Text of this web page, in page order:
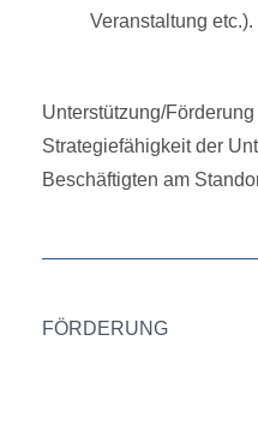
Veranstaltung etc.).
Unterstützung/
Strategiefähigkeit der
Beschäftigten am
FÖRDERUNG